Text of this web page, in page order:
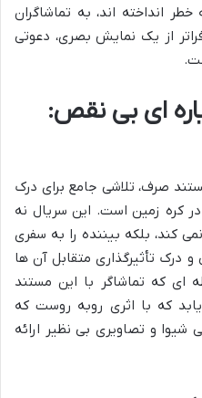
انداخته اند، به تماشاگران
از یک نمایش بصری، دعوتی
ای بی نقص:
صرف، تلاشی جامع برای درک
کره زمین است. این سریال نه
کند، بلکه بیننده را به سفری
درک تأثیرگذاری متقابل آن ها
ای که تماشاگر با این مستند
که با اثری روبه روست که
شیوا و تصاویری بی نظیر ارائه